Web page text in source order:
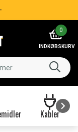
0
INDKØBSKURV
Kabler